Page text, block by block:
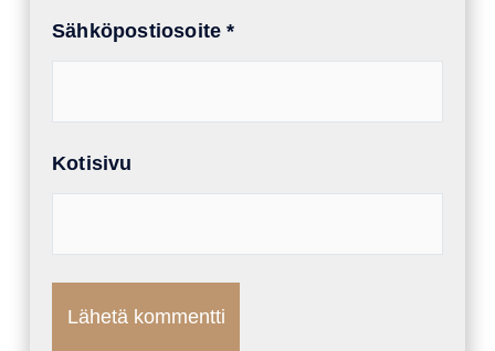
Sähköpostiosoite*
Kotisivu